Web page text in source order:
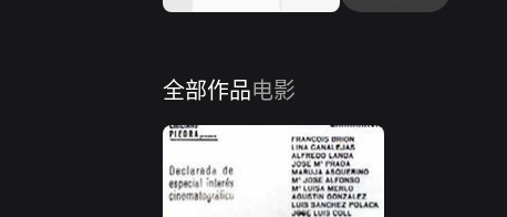
全部作品电影